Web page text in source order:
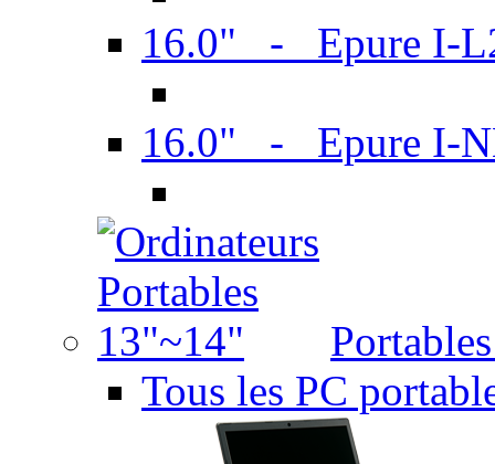
16.0" - Epure I-
16.0" - Epure I-
Tous les PC